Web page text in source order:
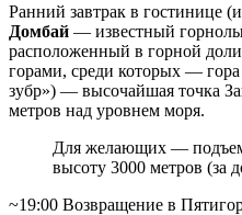
Ранний завтрак в гостинице
Домбай — известный
расположенный в горной
горами, среди которых —
зубр») — высочайшая точка
метров над уровнем моря.
Для желающих —
высоту 3000 метров (за
~19:00 Возвращение в